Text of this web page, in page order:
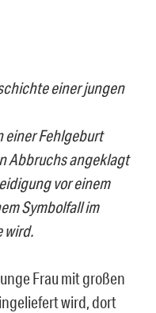
einer jungen
einer Fehlgeburt
Abbruchs angeklagt
vor einem
Symbolfall im
wird.
Frau mit großen
wird, dort